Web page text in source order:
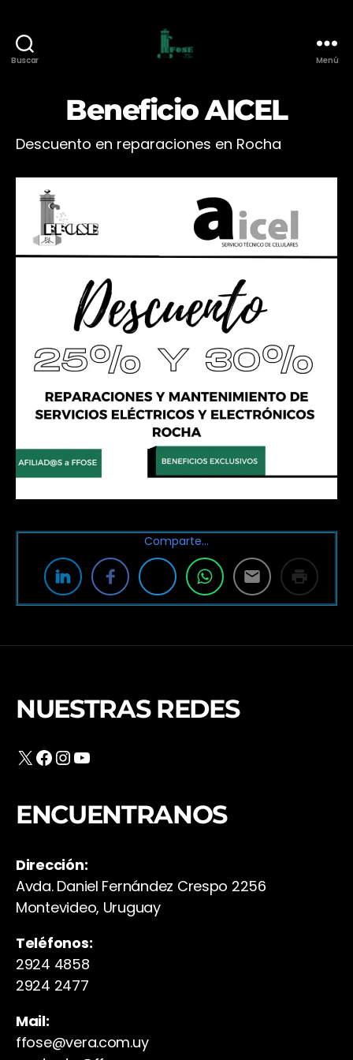
Buscar
Funcionarios
de
O.S.E.
Menú
Beneficio AICEL
Descuento en reparaciones en Rocha
Comparte…
NUESTRAS REDES
X Facebook
Instagram
YouTube
ENCUENTRANOS
Dirección:
Avda. Daniel Fernández Crespo 2256
Montevideo, Uruguay
Teléfonos:
2924 4858
2924 2477
Mail:
ffose@vera.com.uy